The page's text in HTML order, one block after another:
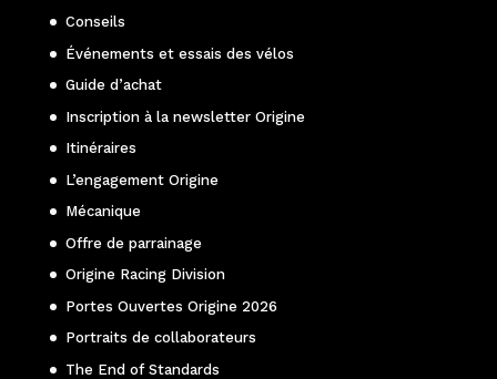
Conseils
Événements et essais des vélos
Guide d’achat
Inscription à la newsletter Origine
Itinéraires
L’engagement Origine
Mécanique
Offre de parrainage
Origine Racing Division
Portes Ouvertes Origine 2026
Portraits de collaborateurs
The End of Standards